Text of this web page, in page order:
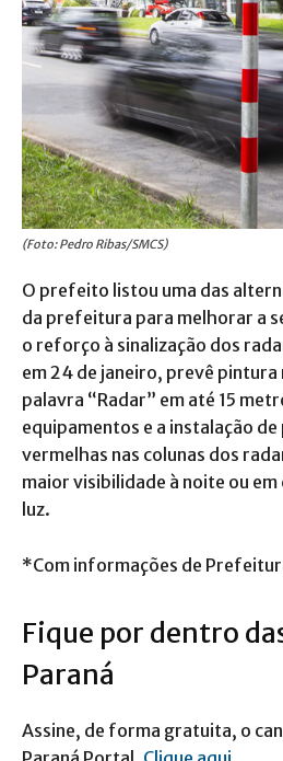
(Foto: Pedro Ribas/SMCS)
O prefeito listou uma das
da prefeitura para melhorar a
o reforço à sinalização dos
em 24 de janeiro, prevê pintura
palavra “Radar” em até 15
equipamentos e a instalação
vermelhas nas colunas dos
maior visibilidade à noite ou em
luz.
*Com informações de
Fique por dentro
Paraná
Assine, de forma gratuita, o